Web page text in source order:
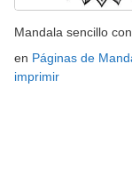
Mandala sencillo
en Páginas de
imprimir